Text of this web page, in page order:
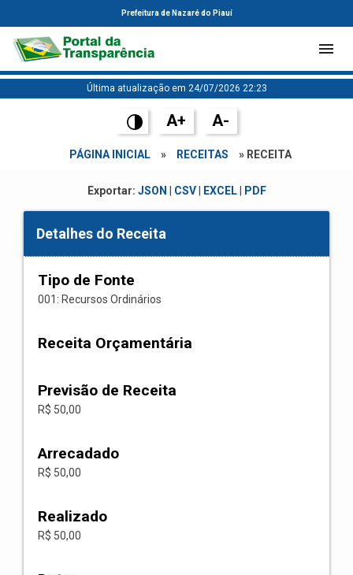
Prefeitura de Nazaré do Piauí
Última atualização em 24/07/2026 22:23
A+ A-
PÁGINA INICIAL » RECEITAS » RECEITA
Exportar: JSON CSV| EXCEL| PDF
Detalhes do Receita
Tipo de Fonte
001: Recursos Ordinários
Receita Orçamentária
Previsão de Receita
R$ 50,00
Arrecadado
R$ 50,00
Realizado
R$ 50,00